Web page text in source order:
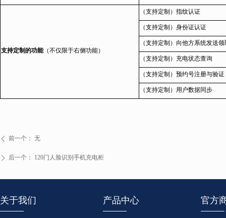
ꄴ 前一个： 无
ꄲ 后一个： 120门人脸识别手机充电柜
支持定制的功能（不仅限于右侧功能）
（支持定制）指纹认证
（支持定制）身份证认证
（支持定制）向他方系统发送
（支持定制）充电状态查询
（支持定制）预约号注册与验证
（支持定制）用户数据同步
关于我们 产品中心 官方